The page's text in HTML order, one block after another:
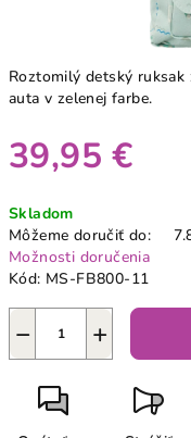
Roztomilý detský
auta v zelenej farbe.
39,95 €
cena:
Skladom
Môžeme doručiť do:
Možnosti doručenia
Kód: MS-FB800-11
+
−